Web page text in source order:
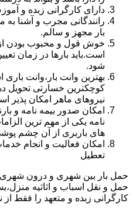
دارای کارگرانی زبده و
رانندگانی مجرب و آشنا
بار مجهز و سالم.
خوش قول و محبوب بودن از
است.باید بارها در زمان
شود.
بهترین وانت بار،وانت
کوچکترین خسارتی تحویل
نیروهای ماهر امکان پذیر
امکان صدور بیمه نامه و
نامه یکی از مهم ترین
های باربری از آن چشم
تعطیل
حمل بار بین شهری و درون
حمل و نقل اسباب و اثاثیه
کارگرانی زبده و متعهد را فقط از